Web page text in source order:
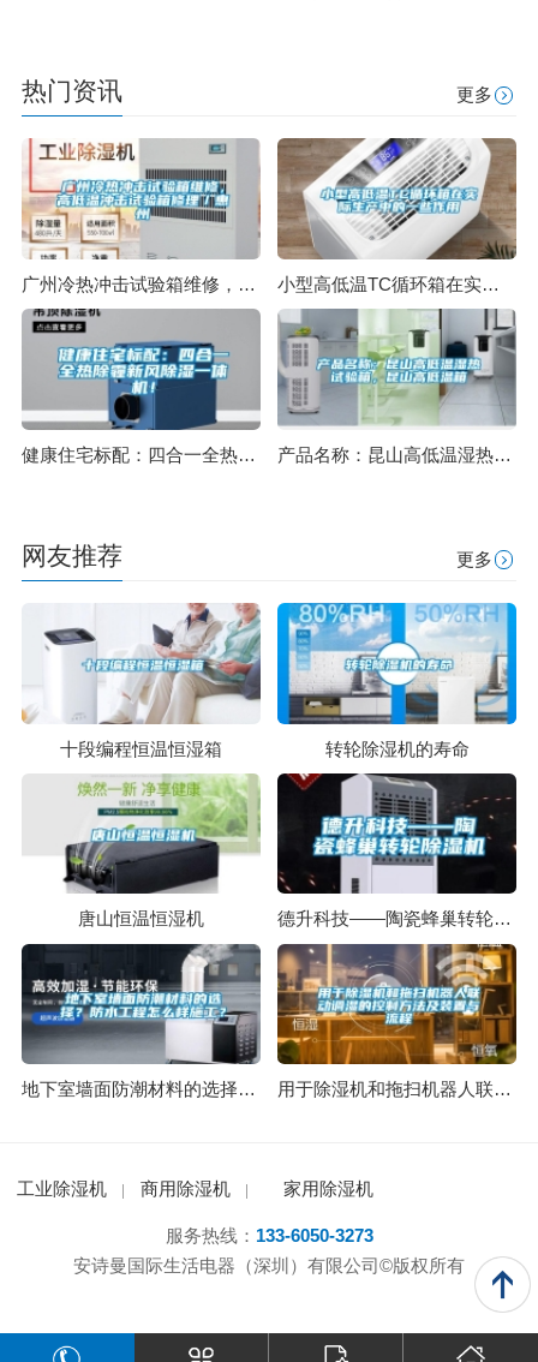
热门资讯 更多
广州冷热冲击试验箱维修，高低温冲击试验箱修理／惠州 小型高低温TC循环箱在实际生产中的一些作用
健康住宅标配：四合一全热除霾新风除湿一体机！ 产品名称：昆山高低温湿热试验箱，昆山高低温箱
网友推荐 更多
十段编程恒温恒湿箱 转轮除湿机的寿命
唐山恒温恒湿机 德升科技——陶瓷蜂巢转轮除湿机
地下室墙面防潮材料的选择？防水工程怎么样施工？ 用于除湿机和拖扫机器人联动调湿的控制方法及装置与流程
工业除湿机 商用除湿机 家用除湿机
服务热线： 133-6050-3273
安诗曼国际生活电器（深圳）有限公司©版权所有